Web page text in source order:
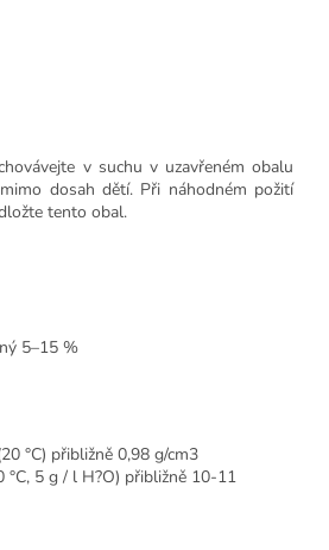
v suchu v uzavřeném obalu
dosah dětí. Při náhodném požití
tento obal.
5–15 %
°C) přibližně 0,98 g/cm3
°C, 5 g / l H?O) přibližně 10-11